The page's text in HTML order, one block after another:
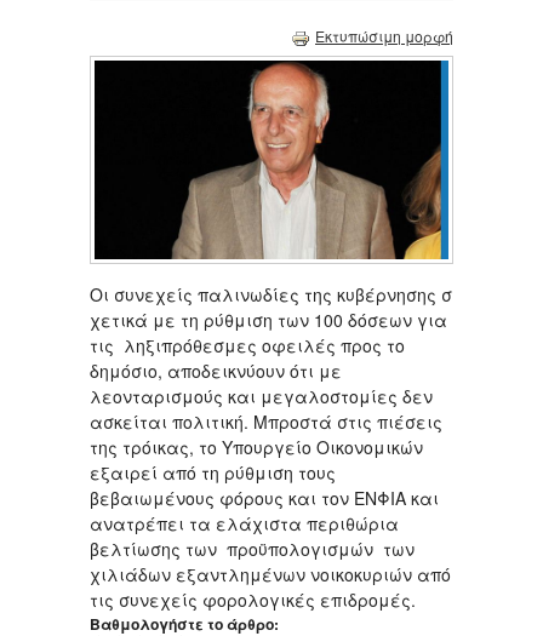
Εκτυπώσιμη μορφή
Οι συνεχείς παλινωδίες της κυβέρνησης σ
χετικά με τη ρύθμιση των 100 δόσεων για
τις ληξιπρόθεσμες οφειλές προς το
δημόσιο, αποδεικνύουν ότι με
λεονταρισμούς και μεγαλοστομίες δεν
ασκείται πολιτική. Μπροστά στις πιέσεις
της τρόικας, το Υπουργείο Οικονομικών
εξαιρεί από τη ρύθμιση τους
βεβαιωμένους φόρους και τον ΕΝΦΙΑ και
ανατρέπει τα ελάχιστα περιθώρια
βελτίωσης των προϋπολογισμών των
χιλιάδων εξαντλημένων νοικοκυριών από
τις συνεχείς φορολογικές επιδρομές.
Βαθμολογήστε το άρθρο: